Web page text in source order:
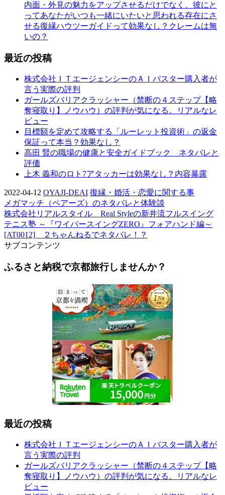
内面・外見の魅力をアップさせるだけでなく、彼にと
ってあなたがいつも一緒にいたいと思われる存在にさ
せる復縁ハウツーガイドって効果なし？クレームは無
いの？
最近の投稿
株式会社ＩＴエージェンシーのＡＩバスター購入者が
言う実際の評判
ガールズバリアクラッシャー（禁断の４ステップ【略
奪寝取り】ノウハウ）の評判が気になる。リアルなレ
ビュー
目標額を定めて攻略する「ルーレット投資術」の返金
保証って本当？効果なし？
高田 賢の職場の健康と安全ガイドブック ネタバレと
評価
上木 義和のロト7アタッカーは効果なし？内容暴露
2022-04-12 OYAJI-DEAI 復縁・婚活・恋愛に関する事
メガマッチ（ペアーズ）のネタバレと体験談
株式会社リアルスタイル Real Styleの新井流フルスイング
テニス塾 ～『ワイパースイングZERO』フォアハンド編～
[AT0012] ２ちゃんねるでネタバレ！？
サブコンテンツ
ふるさと納税で京都旅行しませんか？
最近の投稿
株式会社ＩＴエージェンシーのＡＩバスター購入者が
言う実際の評判
ガールズバリアクラッシャー（禁断の４ステップ【略
奪寝取り】ノウハウ）の評判が気になる。リアルなレ
ビュー